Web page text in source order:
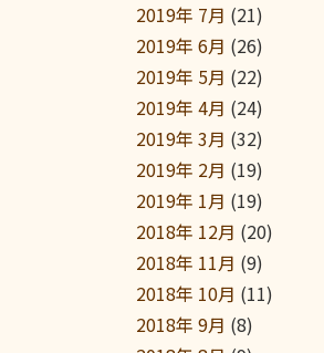
2019年 7月 (21)
2019年 6月 (26)
2019年 5月 (22)
2019年 4月 (24)
2019年 3月 (32)
2019年 2月 (19)
2019年 1月 (19)
2018年 12月 (20)
2018年 11月 (9)
2018年 10月 (11)
2018年 9月 (8)